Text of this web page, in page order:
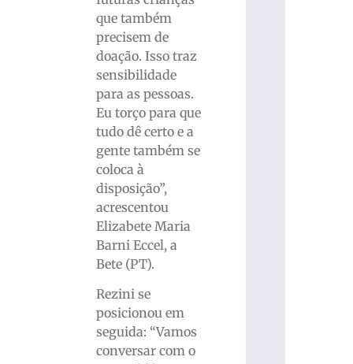
que também
precisem de
doação. Isso traz
sensibilidade
para as pessoas.
Eu torço para que
tudo dê certo e a
gente também se
coloca à
disposição”,
acrescentou
Elizabete Maria
Barni Eccel, a
Bete (PT).
Rezini se
posicionou em
seguida: “Vamos
conversar com o